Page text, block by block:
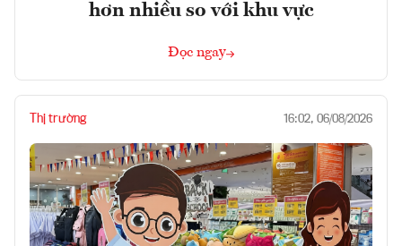
hơn nhiều so với khu vực
Đọc ngay
Thị trường 16:02, 06/08/2026